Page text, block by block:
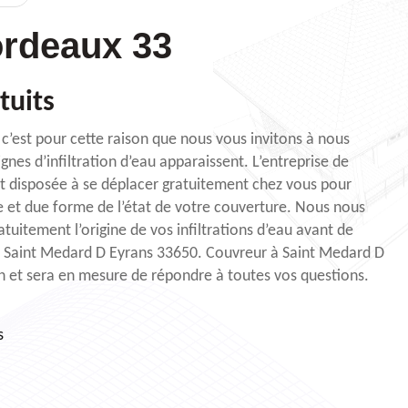
33
pour cette raison que nous vous invitons à nous
d’infiltration d’eau apparaissent. L’entreprise de
à se déplacer gratuitement chez vous pour
due forme de l’état de votre couverture. Nous nous
l’origine de vos infiltrations d’eau avant de
Medard D Eyrans 33650. Couvreur à Saint Medard D
et sera en mesure de répondre à toutes vos questions.